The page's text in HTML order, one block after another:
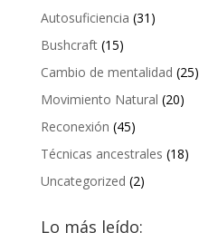
Autosuficiencia (31)
Bushcraft(15)
Cambio de mentalidad (25)
Movimiento Natural (20)
Reconexión (45)
Técnicas ancestrales (18)
Uncategorized (2)
Lo más leído: